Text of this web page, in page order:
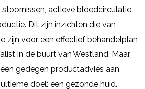
actieve bloedcirculatie
Dit zijn inzichten die van
zijn voor een effectief behandelplan
in de buurt van Westland. Maar
gedegen productadvies aan
doel: een gezonde huid.